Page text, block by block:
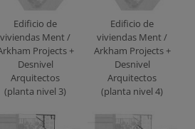
Edificio de
viviendas Ment /
Projects +
Desnivel
Arquitectos
(planta nivel 3)
Edificio de
viviendas Ment /
Arkham Projects +
Desnivel
Arquitectos
(planta nivel 4)